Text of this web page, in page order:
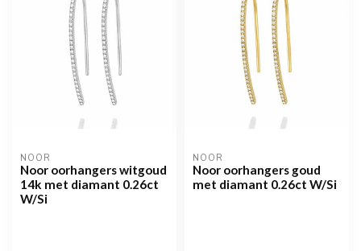
NOOR
Noor oorhangers witgoud
14k met diamant 0.26ct
W/Si
NOOR
Noor oorhangers goud
met diamant 0.26ct W/Si